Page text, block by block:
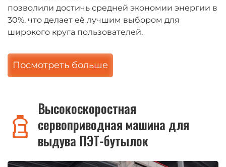
позволили достичь средней экономии энергии в
30%, что делает её лучшим выбором для
широкого круга пользователей.
Посмотреть больше
Высокоскоростная
сервоприводная машина для
выдува ПЭТ-бутылок